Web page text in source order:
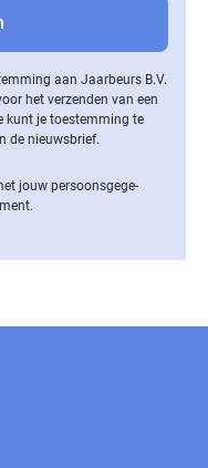
aan Jaarbeurs B.V.
het verzenden van een
kunt je toestemming te
de nieuwsbrief.
jouw per­soons­ge­ge­